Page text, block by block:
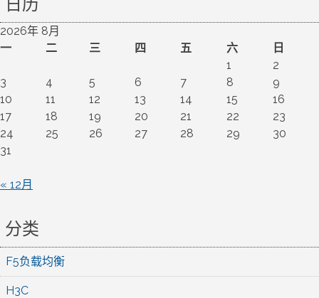
2026年 8月
一
二 三 四 五 六
日
1
2
3
4 5 6 7 8
9
10
11 12 13 14 15
16
17
18 19 20 21 22
23
24
25 26 27 28 29
30
31
« 12月
分类
F5负载均衡
H3C